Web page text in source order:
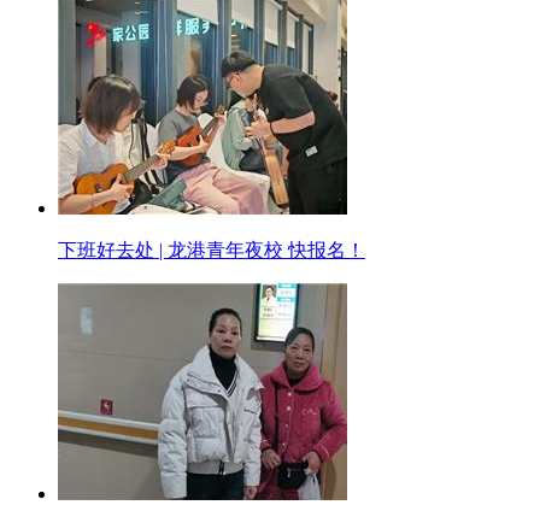
下班好去处 | 龙港青年夜校 快报名！